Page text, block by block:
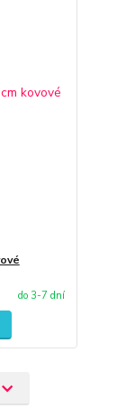
do 3-7 dní